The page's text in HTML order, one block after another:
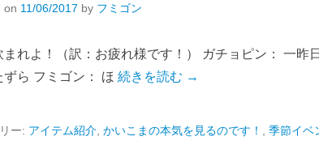
on 11/06/2017 by フミゴン
まれよ！（訳：お疲れ様です！） ガチョピン： 一昨
ずら フミゴン： ほ 続きを読む →
ー: アイテム紹介 かいこまの本気を見るのです！ 季節イベ